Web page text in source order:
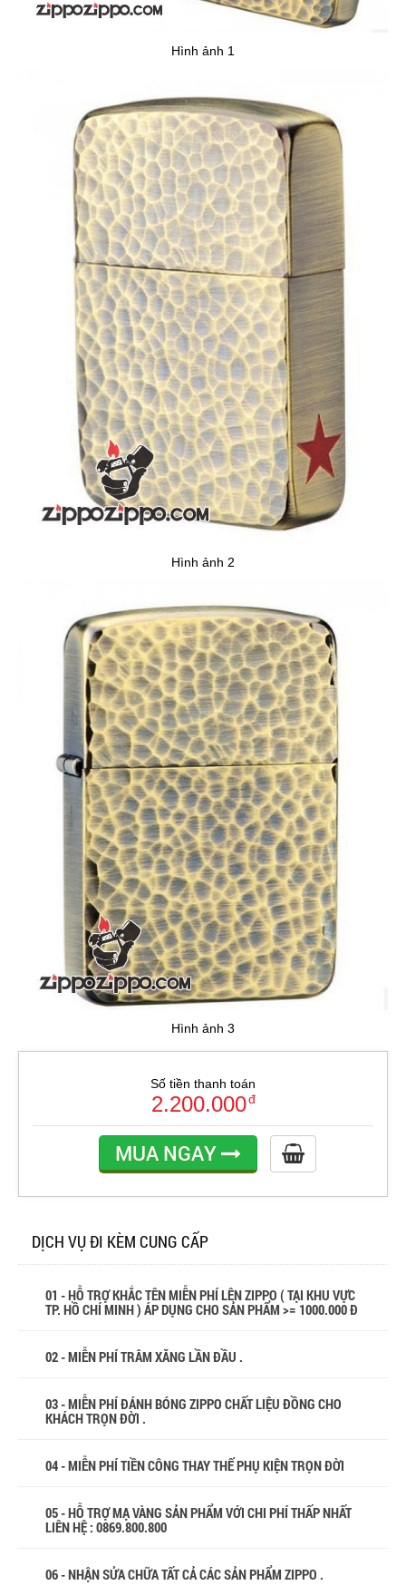
Hình ảnh 1
Hình ảnh 2
Hình ảnh 3
Số tiền thanh toán
2.200.000đ
MUA NGAY
DỊCH VỤ ĐI KÈM CUNG CẤP
01 - HỖ TRỢ KHẮC TÊN MIỄN PHÍ LÊN ZIPPO ( TẠI KHU VỰC
TP. HỒ CHÍ MINH ) ÁP DỤNG CHO SẢN PHẨM >= 1000.000 Đ
02 - MIỄN PHÍ TRÂM XĂNG LẦN ĐẦU .
03 - MIỄN PHÍ ĐÁNH BÓNG ZIPPO CHẤT LIỆU ĐỒNG CHO
KHÁCH TRỌN ĐỜI .
04 - MIỄN PHÍ TIỀN CÔNG THAY THẾ PHỤ KIỆN TRỌN ĐỜI
05 - HỖ TRỢ MẠ VÀNG SẢN PHẨM VỚI CHI PHÍ THẤP NHẤT
LIÊN HỆ : 0869.800.800
06 - NHẬN SỬA CHỮA TẤT CẢ CÁC SẢN PHẨM ZIPPO .